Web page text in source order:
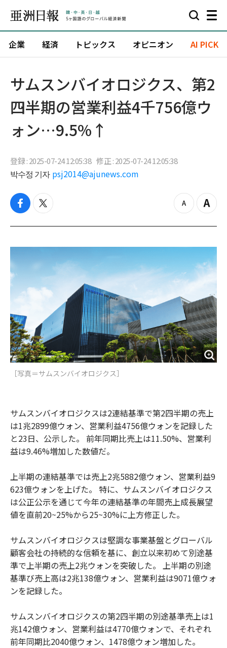
企業 経済 トピックス オピニオン AI PICK
サムスンバイオロジクス、第2
四半期の営業利益4千756億ウ
ォン…9.5%↑
登録 : 2025-07-24 12:05:38 修正 : 2025-07-24 12:05:38
박수정 기자 psj2014@ajunews.com
f
c
b
t
i
t
z
o
o
Z
o
i
n
［写真＝サムスンバイオロジクス］
サムスンバイオロジクスは2連結基準で第2四半期の売上
は1兆2899億ウォン、営業利益4756億ウォンを記録した
と23日、公示した。 前年同期比売上は11.50%、営業利
益は9.46%増加した数値だ。
上半期の連結基準では売上2兆5882億ウォン、営業利益9
623億ウォンを上げた。 特に、サムスンバイオロジクス
は公正公示を通じて今年の連結基準の年間売上成長展望
値を直前20~25%から25~30%に上方修正した。
サムスンバイオロジクスは堅調な事業基盤とグローバル
顧客会社の持続的な信頼を基に、創立以来初めて別途基
準で上半期の売上2兆ウォンを突破した。 上半期の別途
基準び売上高は2兆138億ウォン、営業利益は9071億ウォ
ンを記録した。
サムスンバイオロジクスの第2四半期の別途基準売上は1
兆142億ウォン、営業利益は4770億ウォンで、それぞれ
前年同期比2040億ウォン、1478億ウォン増加した。